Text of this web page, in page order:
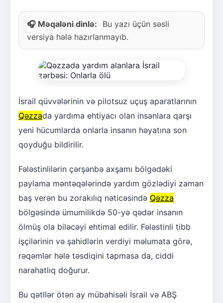
🎧 Məqaləni dinlə:
Bu yazı üçün səsli
versiya hələ hazırlanmayıb.
İsrail qüvvələrinin və pilotsuz uçuş aparatlarının
Qəzzada yardıma ehtiyacı olan insanlara qarşı
yeni hücumlarda onlarla insanın həyatına son
qoyduğu bildirilir.
Fələstinlilərin çərşənbə axşamı bölgədəki
paylama məntəqələrində yardım gözlədiyi zaman
baş verən bu zorakılıq nəticəsində Qəzza
bölgəsində ümumilikdə 50-yə qədər insanın
ölmüş ola biləcəyi ehtimal edilir. Fələstinli tibb
işçilərinin və şahidlərin verdiyi məlumata görə,
rəqəmlər hələ təsdiqini tapmasa da, ciddi
narahatlıq doğurur.
Bu qətllər ötən ay mübahisəli İsrail və ABŞ